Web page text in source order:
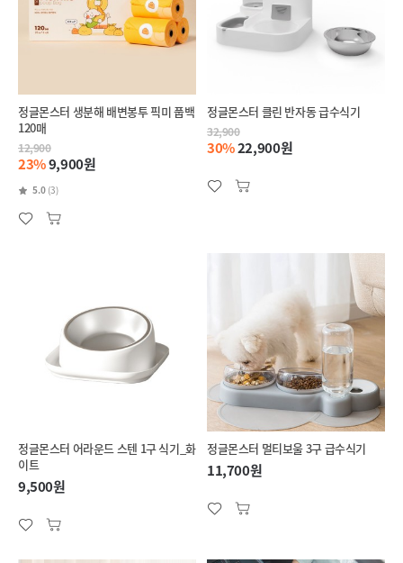
정글몬스터 생분해 배변봉투 픽미 풉백
120매
12,900
23%9,900원
5.0 (3)
정글몬스터 클린 반자동 급수식기
32,900
30%22,900원
정글몬스터 어라운드 스텐 1구 식기_화
이트
9,500원
정글몬스터 멀티보울 3구 급수식기
11,700원